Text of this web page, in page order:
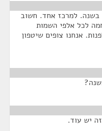
מעל 10,000 פניות בשנה. למרכז אחד. חשוב
לכל אלפי השמות
אנחנו צופים שיטפון